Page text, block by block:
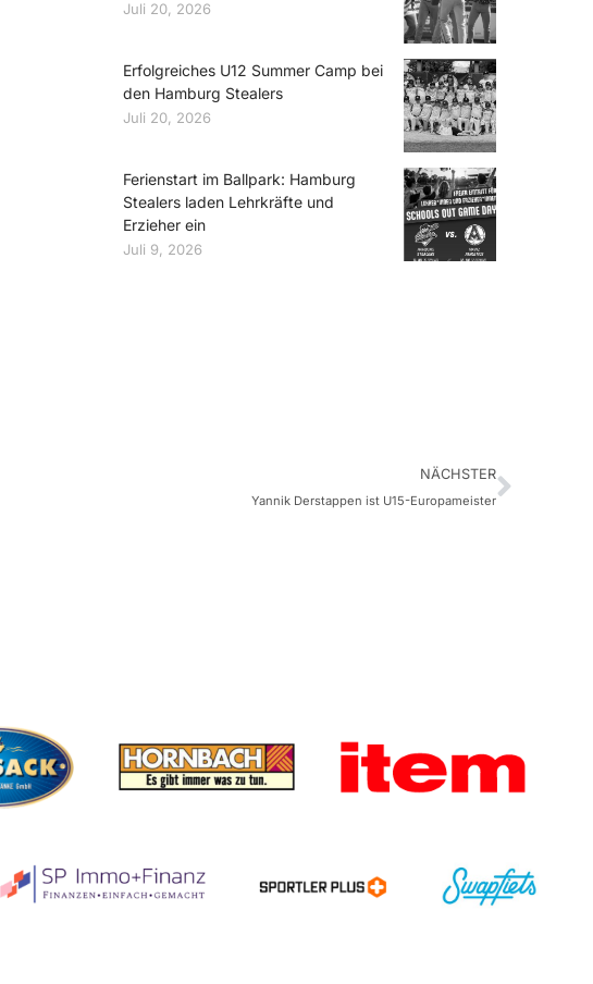
Juli 20, 2026
Erfolgreiches U12 Summer Camp bei
den Hamburg Stealers
Juli 20, 2026
Ferienstart im Ballpark: Hamburg
Stealers laden Lehrkräfte und
Erzieher ein
Juli 9, 2026
NÄCHSTER
Yannik Derstappen ist U15-Europameister